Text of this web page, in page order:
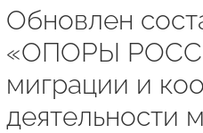
Обновлен
«ОПОРЫ
миграции и
деятельности